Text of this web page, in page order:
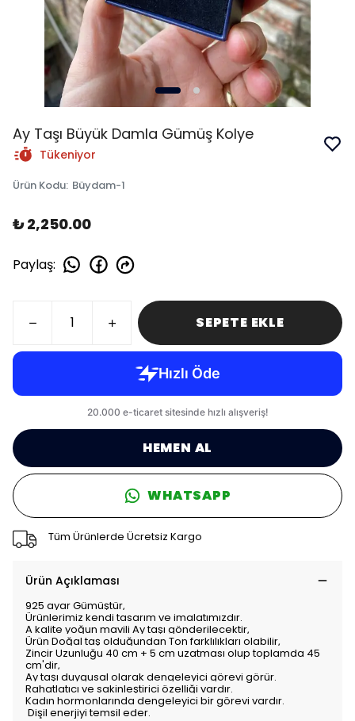
Ay Taşı Büyük Damla Gümüş Kolye
Tükeniyor
Ürün Kodu: Büydam-1
₺ 2,250.00
Paylaş:
SEPETE EKLE
HEMEN AL
WHATSAPP
Tüm Ürünlerde Ücretsiz Kargo
Ürün Açıklaması
925 ayar Gümüştür,
Ürünlerimiz kendi tasarım ve imalatımızdır.
A kalite yoğun mavili Ay taşı gönderilecektir,
Ürün Doğal taş olduğundan Ton farklılıkları olabilir,
Zincir Uzunluğu 40 cm + 5 cm uzatması olup toplamda 45
cm'dir,
Ay taşı duygusal olarak dengeleyici görevi görür.
Rahatlatıcı ve sakinleştirici özelliği vardır.
Kadın hormonlarında dengeleyici bir görevi vardır.
Dişil enerjiyi temsil eder.